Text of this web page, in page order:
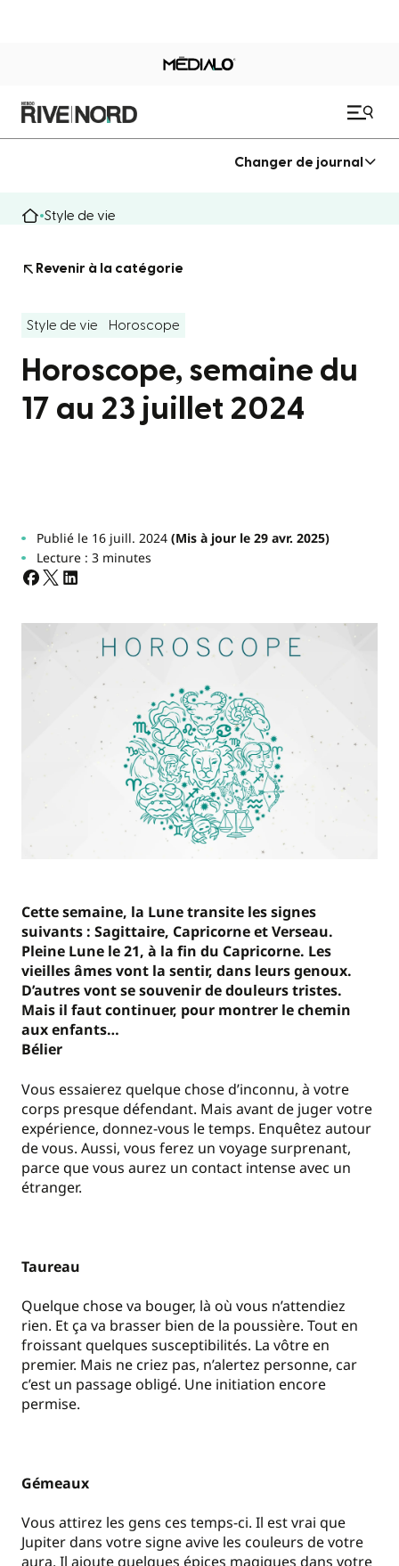
Changer de journal
Style de vie
Revenir à la catégorie
Style de vie Horoscope
Horoscope, semaine du
17 au 23 juillet 2024
Publié le 16 juill. 2024(Mis à jour le 29 avr. 2025)
Lecture : 3 minutes
Cette semaine, la Lune transite les signes
suivants : Sagittaire, Capricorne et Verseau.
Pleine Lune le 21, à la fin du Capricorne. Les
vieilles âmes vont la sentir, dans leurs genoux.
D’autres vont se souvenir de douleurs tristes.
Mais il faut continuer, pour montrer le chemin
aux enfants…
Bélier
Vous essaierez quelque chose d’inconnu, à votre
corps presque défendant. Mais avant de juger votre
expérience, donnez-vous le temps. Enquêtez autour
de vous. Aussi, vous ferez un voyage surprenant,
parce que vous aurez un contact intense avec un
étranger.
Taureau
Quelque chose va bouger, là où vous n’attendiez
rien. Et ça va brasser bien de la poussière. Tout en
froissant quelques susceptibilités. La vôtre en
premier. Mais ne criez pas, n’alertez personne, car
c’est un passage obligé. Une initiation encore
permise.
Gémeaux
Vous attirez les gens ces temps-ci. Il est vrai que
Jupiter dans votre signe avive les couleurs de votre
aura. Il ajoute quelques épices magiques dans votre